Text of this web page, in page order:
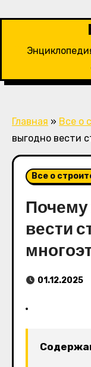
Главная » Все о
выгодно вести
Все о
вести
01.12.2025